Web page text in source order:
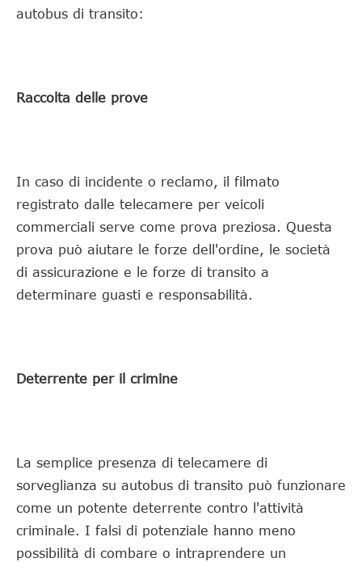
autobus di transito:
Raccolta delle prove
In caso di incidente o reclamo, il filmato
registrato dalle telecamere per veicoli
commerciali serve come prova preziosa. Questa
prova può aiutare le forze dell'ordine, le società
di assicurazione e le forze di transito a
determinare guasti e responsabilità.
Deterrente per il crimine
La semplice presenza di telecamere di
sorveglianza su autobus di transito può funzionare
come un potente deterrente contro l'attività
criminale. I falsi di potenziale hanno meno
possibilità di combare o intraprendere un